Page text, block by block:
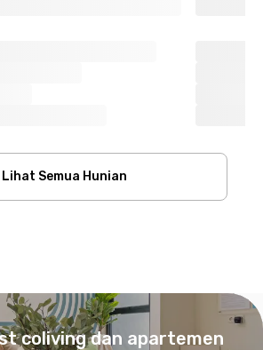
Lihat Semua Hunian
coliving dan apartemen